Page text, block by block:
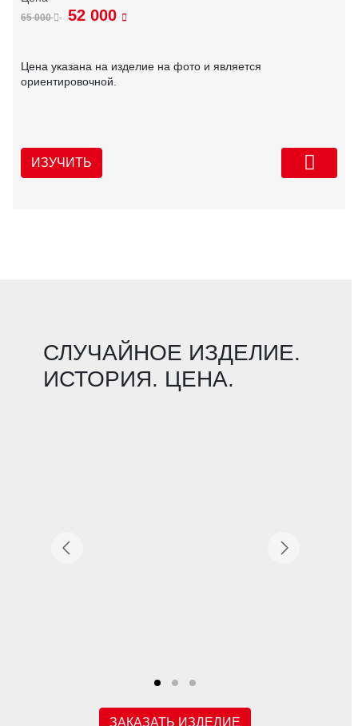
65 000 52 000
Цена указана на изделие на фото и является
ориентировочной.
ИЗУЧИТЬ
СЛУЧАЙНОЕ ИЗДЕЛИЕ.
ИСТОРИЯ. ЦЕНА.
ЗАКАЗАТЬ ИЗДЕЛИЕ